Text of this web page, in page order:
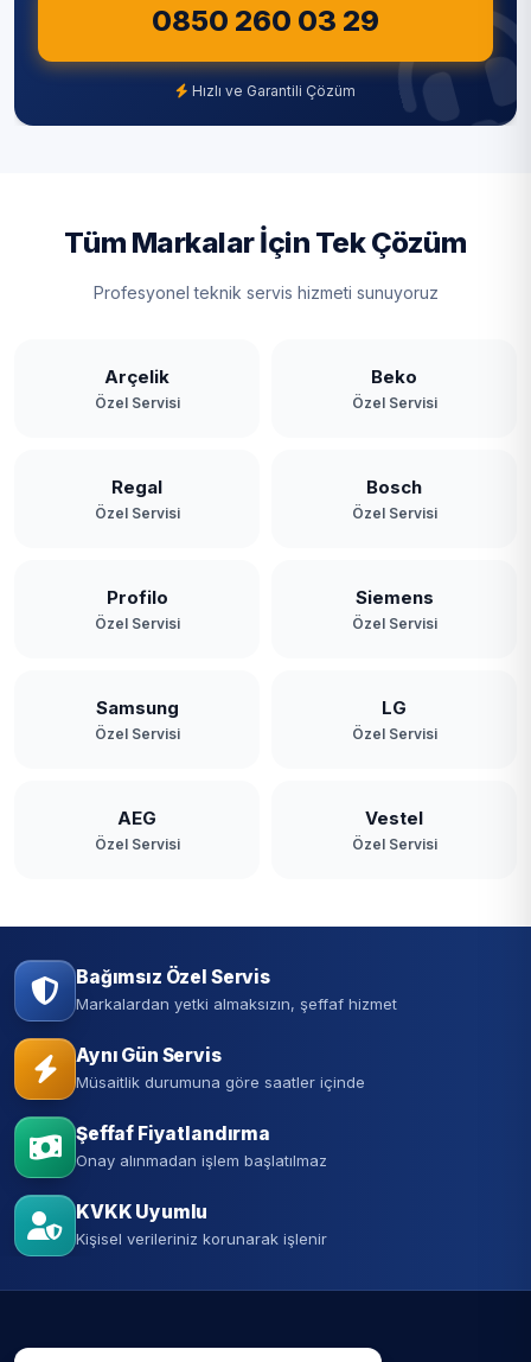
0850 260 03 29
Hızlı ve Garantili Çözüm
Tüm Markalar İçin Tek Çözüm
Profesyonel teknik servis hizmeti sunuyoruz
Arçelik
Özel Servisi
Beko
Özel Servisi
Regal
Özel Servisi
Bosch
Özel Servisi
Profilo
Özel Servisi
Siemens
Özel Servisi
Samsung
Özel Servisi
LG
Özel Servisi
AEG
Özel Servisi
Vestel
Özel Servisi
Bağımsız Özel Servis
Markalardan yetki almaksızın, şeffaf hizmet
Aynı Gün Servis
Müsaitlik durumuna göre saatler içinde
Şeffaf Fiyatlandırma
Onay alınmadan işlem başlatılmaz
KVKK Uyumlu
Kişisel verileriniz korunarak işlenir